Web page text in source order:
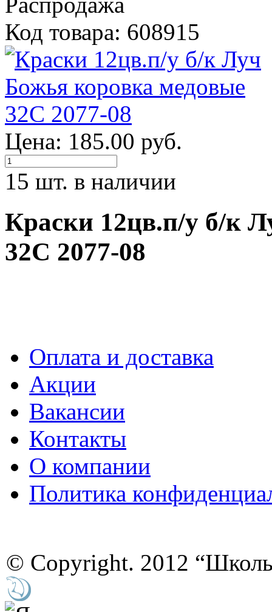
Код товара: 608915
Цена: 185.00 руб.
15 шт. в наличии
Краски 12цв.п/у б/к
32С 2077-08
Оплата и доставка
Акции
Вакансии
Контакты
О компании
Политика
© Copyright. 2012